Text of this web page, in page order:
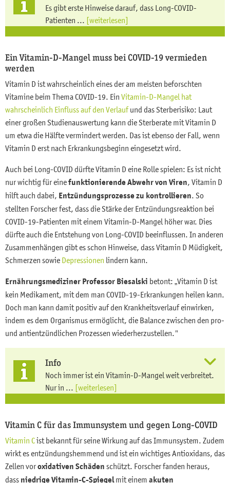
Es gibt erste Hinweise darauf, dass Long-COVID-
Patienten ... [weiterlesen]
Ein Vitamin-D-Mangel muss bei COVID-19 vermieden
werden
Vitamin D ist wahrscheinlich eines der am meisten beforschten
Vitamine beim Thema COVID-19. Ein Vitamin-D-Mangel hat
wahrscheinlich Einfluss auf den Verlaufund das Sterberisiko: Laut
einer großen Studienauswertung kann die Sterberate mit Vitamin D
um etwa die Hälfte vermindert werden. Das ist ebenso der Fall, wenn
Vitamin D erst nach Erkrankungsbeginn eingesetzt wird.
Auch bei Long-COVID dürfte Vitamin D eine Rolle spielen: Es ist nicht
nur wichtig für einefunktionierende Abwehr von Viren, Vitamin D
hilft auch dabei, Entzündungsprozesse zu kontrollieren. So
stellten Forscher fest, dass die Stärke der Entzündungsreaktion bei
COVID-19-Patienten mit einem Vitamin-D-Mangel höher war. Dies
dürfte auch die Entstehung von Long-COVID beeinflussen. In anderen
Zusammenhängen gibt es schon Hinweise, dass Vitamin D Müdigkeit,
Schmerzen sowie Depressionen lindern kann.
Ernährungsmediziner Professor Biesalski betont: „Vitamin D ist
kein Medikament, mit dem man COVID-19-Erkrankungen heilen kann.
Doch man kann damit positiv auf den Krankheitsverlauf einwirken,
indem es dem Organismus ermöglicht, die Balance zwischen den pro-
und antientzündlichen Prozessen wiederherzustellen."
Info
Noch immer ist ein Vitamin-D-Mangel weit verbreitet.
Nur in ... [weiterlesen]
Vitamin C für das Immunsystem und gegen Long-COVID
Vitamin Cist bekannt für seine Wirkung auf das Immunsystem. Zudem
wirkt es entzündungshemmend und ist ein wichtiges Antioxidans, das
Zellen voroxidativen Schäden schützt. Forscher fanden heraus,
dass niedrigeVitamin-C-Spiegelmit einem akuten